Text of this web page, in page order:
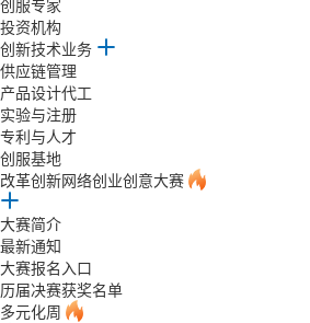
创服专家
投资机构
创新技术业务
供应链管理
产品设计代工
实验与注册
专利与人才
创服基地
改革创新网络创业创意大赛
大赛简介
最新通知
大赛报名入口
历届决赛获奖名单
多元化周